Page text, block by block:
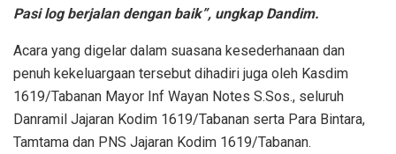
Pasi log berjalan dengan baik”, ungkap Dandim.
Acara yang digelar dalam suasana kesederhanaan dan
penuh kekeluargaan tersebut dihadiri juga oleh Kasdim
1619/Tabanan Mayor Inf Wayan Notes S.Sos., seluruh
Danramil Jajaran Kodim 1619/Tabanan serta Para Bintara,
Tamtama dan PNS Jajaran Kodim 1619/Tabanan.